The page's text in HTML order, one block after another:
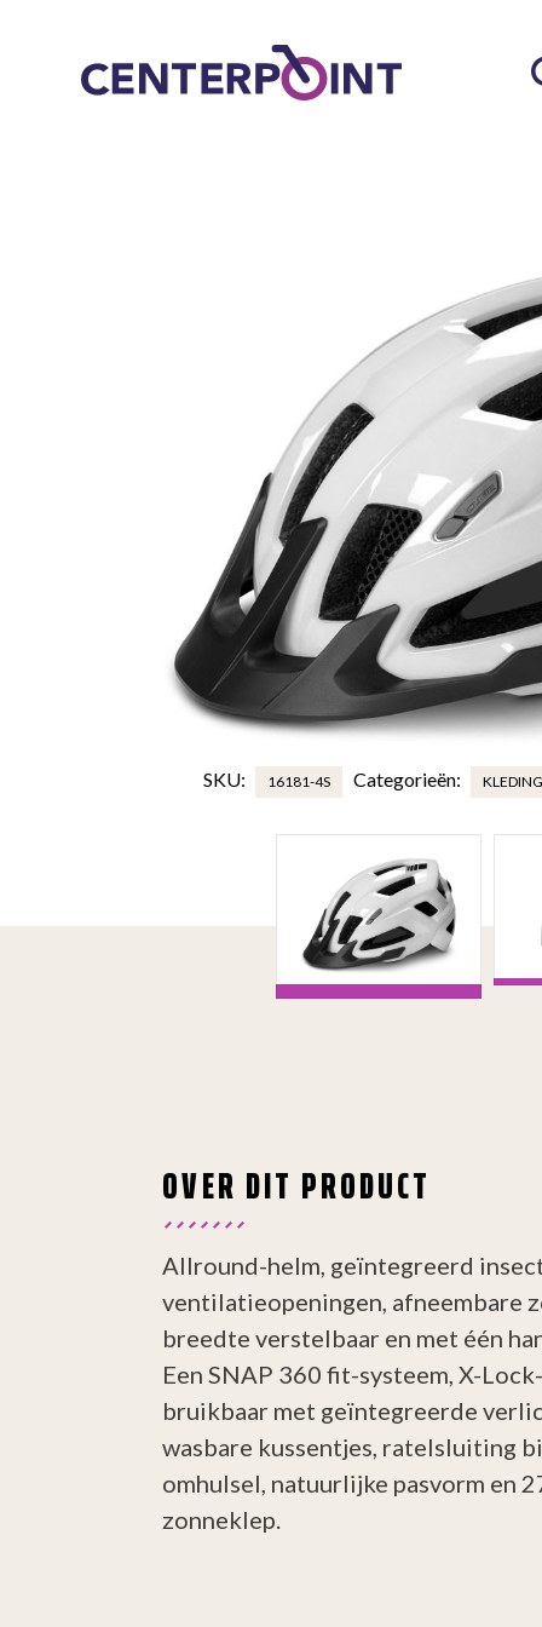
SKU: 16181-4S Categorieën: KLEDING
OVER DIT PRODUCT
Allround-helm, geïntegreerd
ventilatieopeningen, afneembare
breedte verstelbaar en met één
Een SNAP 360 fit-systeem, X-
bruikbaar met geïntegreerde
wasbare kussentjes, ratelsluiting
omhulsel, natuurlijke pasvorm en
zonneklep.